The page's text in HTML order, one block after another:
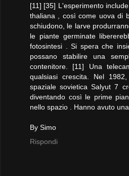
[11] [35] L'esperimento
thaliana , così come uova di
schiudono, le larve
le piante germinate
fotosintesi . Si spera che
possano stabilire una
contenitore. [11] Una
qualsiasi crescita. Nel
spaziale sovietica Salyut 7
diventando così le prime
nello spazio . Hanno avuto
By Simo
Rispondi